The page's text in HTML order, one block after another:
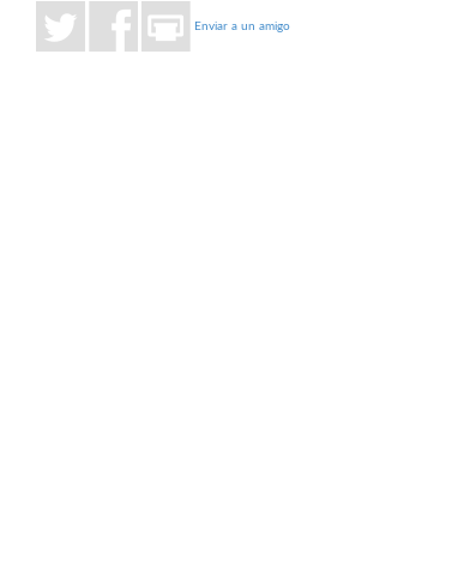
Enviar a un amigo